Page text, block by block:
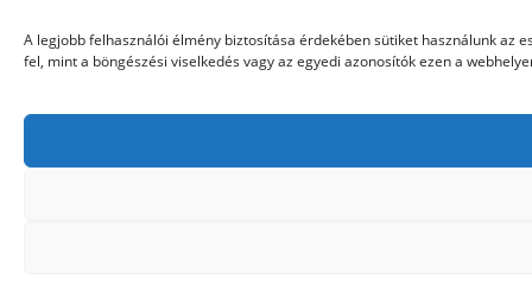
A legjobb felhasználói élmény biztosítása érdekében sütiket használunk az
fel, mint a böngészési viselkedés vagy az egyedi azonosítók ezen a